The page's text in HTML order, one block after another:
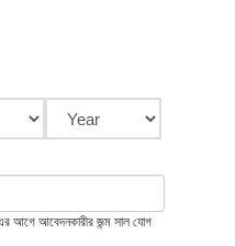
আগে আবেদনকারীর জন্ম সাল যোগ